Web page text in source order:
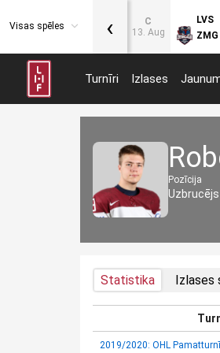
Visas spēles
C
13. Aug
LVS
ZMG
‹
Turnīri Izlases
Pozīcija
Uzbrucējs
Statistika Izlases
2019/2020: OHL